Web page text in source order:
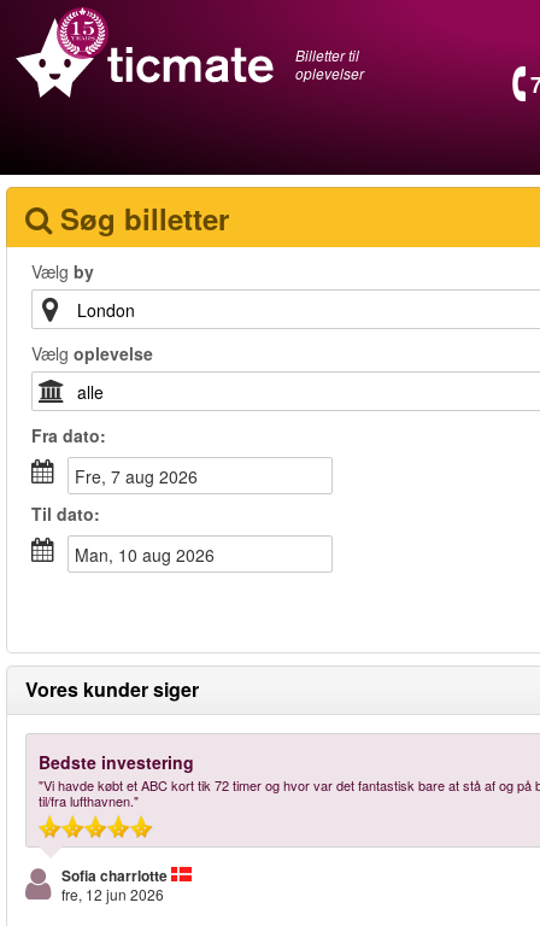
Billetter til
oplevelser
Søg billetter
Vælg by
Vælg oplevelse
Fra dato:
fre, 7 aug 2026
Til dato:
man, 10 aug 2026
Vores kunder siger
Bedste investering
"Vi havde købt et ABC kort tik 72 timer og hvor var det fantastisk bare at stå af og
til/fra lufthavnen."
Sofia charrlotte
fre, 12 jun 2026